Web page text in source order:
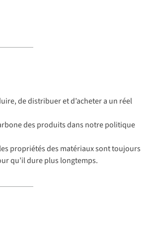
de distribuer et d’acheter a un réel
des produits dans notre politique
propriétés des matériaux sont toujours
qu’il dure plus longtemps.